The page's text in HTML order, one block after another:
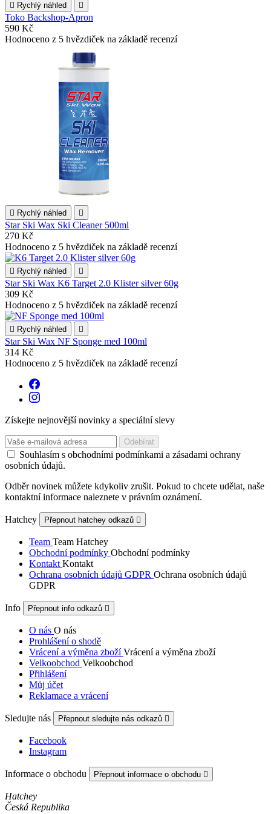
 Rychlý náhled 
Toko Backshop-Apron
590 Kč
Hodnoceno z 5 hvězdiček na základě recenzí
 Rychlý náhled 
Star Ski Wax Ski Cleaner 500ml
270 Kč
Hodnoceno z 5 hvězdiček na základě recenzí
 Rychlý náhled 
Star Ski Wax K6 Target 2.0 Klister silver 60g
309 Kč
Hodnoceno z 5 hvězdiček na základě recenzí
 Rychlý náhled 
Star Ski Wax NF Sponge med 100ml
314 Kč
Hodnoceno z 5 hvězdiček na základě recenzí
Získejte nejnovější novinky a speciální slevy
Souhlasím s obchodními podmínkami a zásadami ochrany
osobních údajů.
Odběr novinek můžete kdykoliv zrušit. Pokud to chcete udělat, naše
kontaktní informace naleznete v právním oznámení.
Hatchey Přepnout hatchey odkazů 
Team Team Hatchey
Obchodní podmínky Obchodní podmínky
KontaktKontakt
Ochrana osobních údajů GDPR Ochrana osobních údajů
GDPR
Info Přepnout info odkazů 
O nás O nás
Prohlášení o shodě
Vrácení a výměna zboží Vrácení a výměna zboží
Velkoobchod Velkoobchod
Přihlášení
Můj účet
Reklamace a vrácení
Sledujte nás Přepnout sledujte nás odkazů 
Facebook
Instagram
Informace o obchodu Přepnout informace o obchodu 
Hatchey
Česká Republika